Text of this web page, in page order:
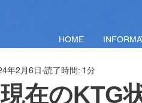
HOME
在のKTG
年2月6日 読了時間: 1分